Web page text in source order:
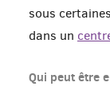
sous
dans un
Qui peut être